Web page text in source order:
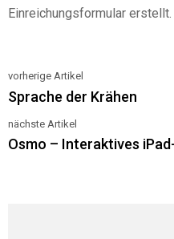
Einreichungsformular erstellt.
See
more
vorherige Artikel
Sprache der Krähen
nächste Artikel
Osmo – Interaktives